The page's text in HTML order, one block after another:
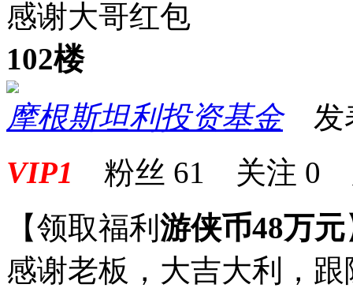
感谢大哥红包
102楼
摩根斯坦利投资基金发
VIP1 粉丝 61 关注 0
【领取福利 游侠币48万元
感谢老板，大吉大利，